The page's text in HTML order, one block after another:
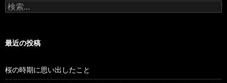
検
索
最近の投稿
桜の時期に思い出したこと